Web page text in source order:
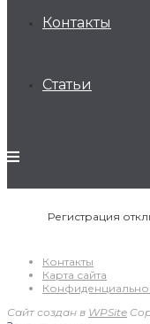
Контакты
Статьи
Регистрация
Контакты
Карта сайта
Сайт создан в WPSite